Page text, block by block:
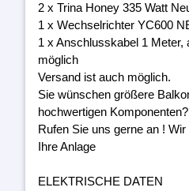
2 x Trina Honey 335 Watt
1 x Wechselrichter YC600
1 x Anschlusskabel 1 Meter,
möglich
Versand ist auch möglich.
Sie wünschen größere
hochwertigen Komponenten?
Rufen Sie uns gerne an !
Ihre Anlage
ELEKTRISCHE DATEN